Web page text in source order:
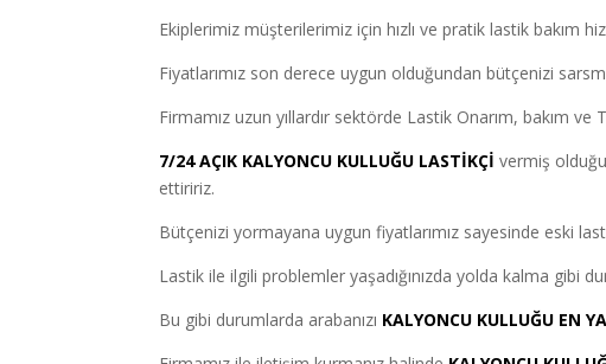
Ekiplerimiz müşterilerimiz için hızlı ve pratik lastik bakım
Fiyatlarımız son derece uygun olduğundan bütçenizi
Firmamız uzun yıllardır sektörde Lastik Onarım, bakım
7/24 AÇIK KALYONCU KULLUĞU LASTİKÇİ vermiş
ettiririz.
Bütçenizi yormayana uygun fiyatlarımız sayesinde eski
Lastik ile ilgili problemler yaşadığınızda yolda kalma gibi
Bu gibi durumlarda arabanızı KALYONCU KULLUĞU EN